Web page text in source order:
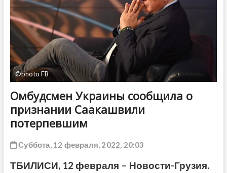
©photo FB
Омбудсмен Украины сообщила о
признании Саакашвили
потерпевшим
Суббота, 12 февраля, 2022, 20:03
ТБИЛИСИ, 12 февраля – Новости-Грузия.